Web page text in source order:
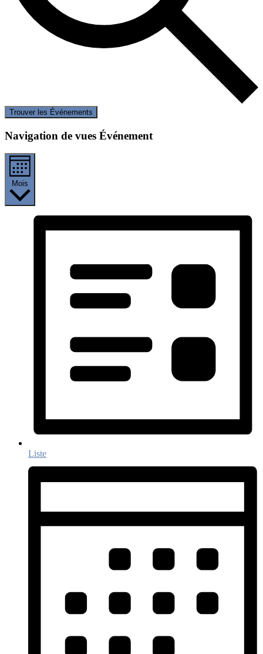
Trouver les Événements
Navigation de vues Événement
Mois
Liste